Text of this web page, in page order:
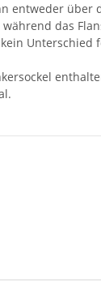
entweder über
während das
Unterschied